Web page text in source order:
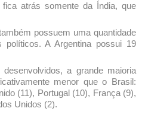
atrás somente da Índia, que
possuem uma quantidade
políticos. A Argentina possui 19
a grande maioria
menor que o Brasil:
(11), Portugal (10), França (9),
Unidos (2).